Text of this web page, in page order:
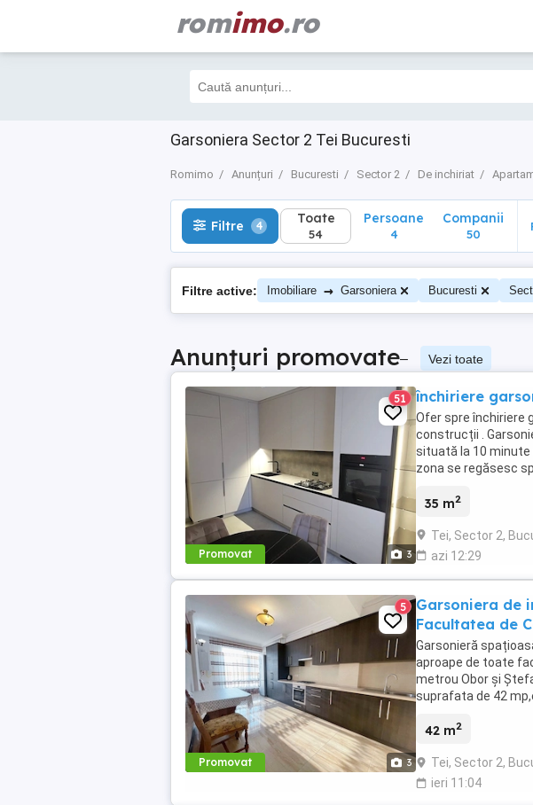
romimo.ro
Garsoniera Sector 2 Tei Bucuresti
Romimo Anunțuri Bucuresti Sector 2 De inchiriat
Filtre 4 Toate
54
Filtre 4 Toate
54
Persoane
4
Companii
50
Filtre active: Imobiliare → Garsoniera Bucuresti
Anunțuri promovate– Vezi toate
Promovat 3
51 închiriere
Ofer spre închiriere
construcții .
situată la 10 minute
zona se regăsesc
35 m2
Tei, Sector 2,
azi 12:29
Promovat 3
5
Garsoniera de
Facultatea de
Garsonieră
aproape de toate
metrou Obor și
suprafata de 42
42 m2
Tei, Sector 2,
ieri 11:04